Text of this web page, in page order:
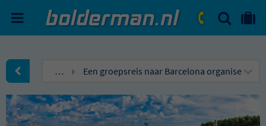
ma. - vr.: 09:00 - 17:30
ZOEKEN
naar Homepagina … Een groepsreis naar Barcelona organiseren?